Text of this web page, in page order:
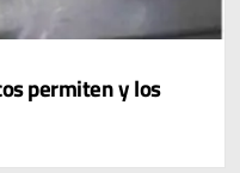
permiten y los